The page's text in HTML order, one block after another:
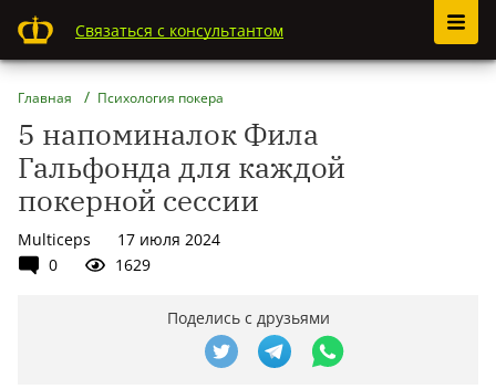
Связаться с консультантом
Главная Психология покера
5 напоминалок Фила
Гальфонда для каждой
покерной сессии
Multiceps
17 июля 2024
0
1629
Поделись с друзьями